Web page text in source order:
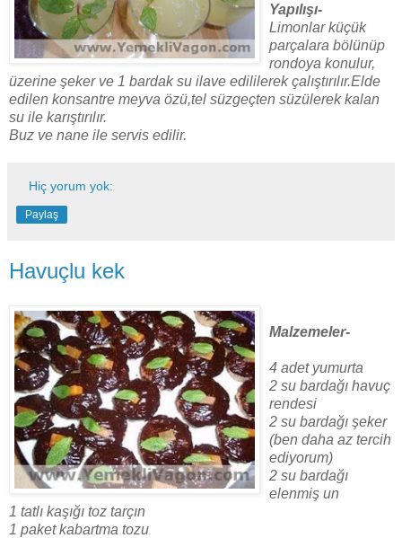
Yapılışı-
Limonlar küçük
parçalara bölünüp
rondoya konulur,
üzerine şeker ve 1 bardak su ilave edililerek çalıştırılır.Elde
edilen konsantre meyva özü,tel süzgeçten süzülerek kalan
su ile karıştırılır.
Buz ve nane ile servis edilir.
Hiç yorum yok:
Paylaş
Havuçlu kek
Malzemeler-
4 adet yumurta
2 su bardağı havuç
rendesi
2 su bardağı şeker
(ben daha az tercih
ediyorum)
2 su bardağı
elenmiş un
1 tatlı kaşığı toz tarçın
1 paket kabartma tozu